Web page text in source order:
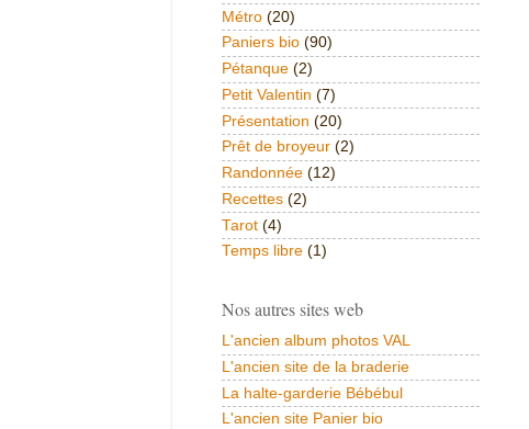
Métro (20)
Paniers bio (90)
Pétanque (2)
Petit Valentin (7)
Présentation (20)
Prêt de broyeur (2)
Randonnée (12)
Recettes (2)
Tarot (4)
Temps libre (1)
Nos autres sites web
L'ancien album photos VAL
L'ancien site de la braderie
La halte-garderie Bébébul
L'ancien site Panier bio